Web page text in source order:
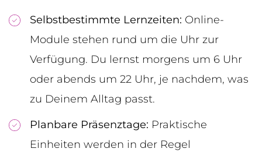
Selbstbestimmte Lernzeiten: Online-
Module stehen rund um die Uhr zur
Verfügung. Du lernst morgens um 6 Uhr
oder abends um 22 Uhr, je nachdem, was
zu Deinem Alltag passt.
Planbare Präsenztage: Praktische
Einheiten werden in der Regel